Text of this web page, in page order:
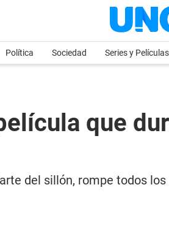
Política Sociedad Series y Películas
que
del sillón, rompe todos